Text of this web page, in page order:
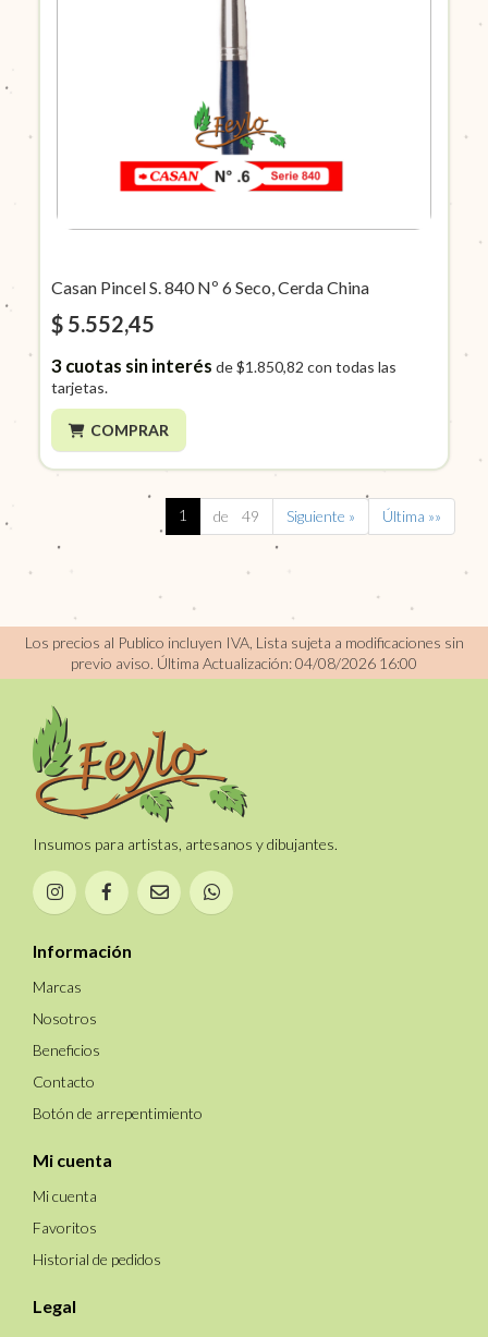
Casan Pincel S. 840 Nº 6 Seco, Cerda China
$ 5.552,45
3cuotas sin interés de$1.850,82 con todas las
tarjetas.
COMPRAR
1 de 49 Siguiente » Última »»
Los precios al Publico incluyen IVA, Lista sujeta a modificaciones sin
previo aviso. Última Actualización: 04/08/2026 16:00
Insumos para artistas, artesanos y dibujantes.
Información
Marcas
Nosotros
Beneficios
Contacto
Botón de arrepentimiento
Mi cuenta
Mi cuenta
Favoritos
Historial de pedidos
Legal